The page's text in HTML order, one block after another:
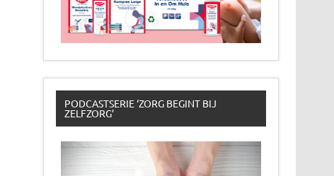
PODCASTSERIE ‘ZORG BEGINT BIJ
ZELFZORG’